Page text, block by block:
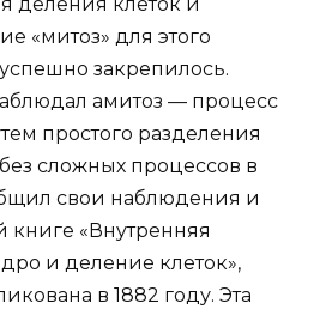
деления клеток и
«митоз» для этого
закрепилось.
амитоз — процесс
простого разделения
сложных процессов в
свои наблюдения и
книге «Внутренняя
и деление клеток»,
в 1882 году. Эта